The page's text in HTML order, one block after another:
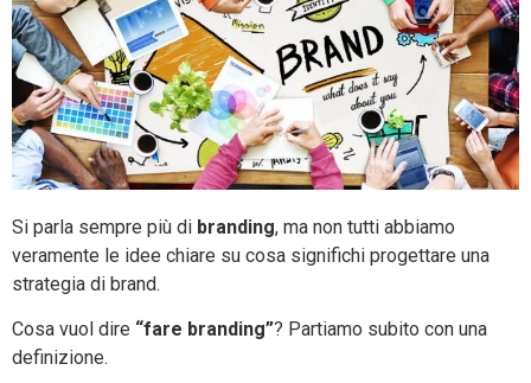
Si parla sempre più di branding, ma non tutti abbiamo
veramente le idee chiare su cosa significhi progettare una
strategia di brand.
Cosa vuol dire “fare branding”? Partiamo subito con una
definizione.